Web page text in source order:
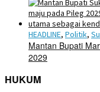
HEADLINE, Politik,
Mantan Bupati
2029
HUKUM